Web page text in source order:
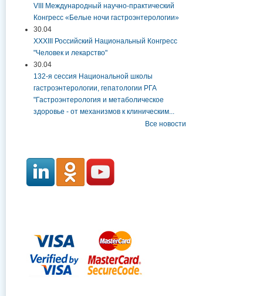
VIII Международный научно-практический
Конгресс «Белые ночи гастроэнтерологии»
30.04
XXXIII Российский Национальный Конгресс
"Человек и лекарство"
30.04
132-я сессия Национальной школы
гастроэнтерологии, гепатологии РГА
"Гастроэнтерология и метаболическое
здоровье - от механизмов к клиническим...
Все новости